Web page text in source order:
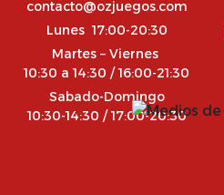
contacto@ozjuegos.com
Lunes 17:00-20:30
Martes – Viernes
10:30 a 14:30 / 16:00-21:30
Sabado-Domingo
10:30-14:30 / 17:00-20:30